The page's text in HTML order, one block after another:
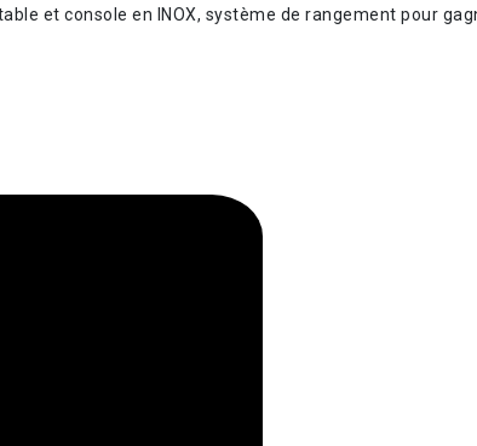
et console en INOX, système de rangement pour